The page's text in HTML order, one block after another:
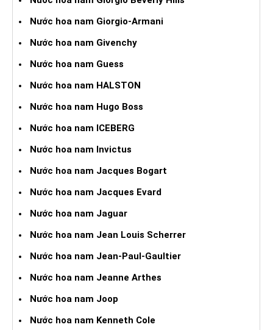
Nước hoa nam Giorgio-Armani
Nước hoa nam Givenchy
Nước hoa nam Guess
Nước hoa nam HALSTON
Nước hoa nam Hugo Boss
Nước hoa nam ICEBERG
Nước hoa nam Invictus
Nước hoa nam Jacques Bogart
Nước hoa nam Jacques Evard
Nước hoa nam Jaguar
Nước hoa nam Jean Louis Scherrer
Nước hoa nam Jean-Paul-Gaultier
Nước hoa nam Jeanne Arthes
Nước hoa nam Joop
Nước hoa nam Kenneth Cole